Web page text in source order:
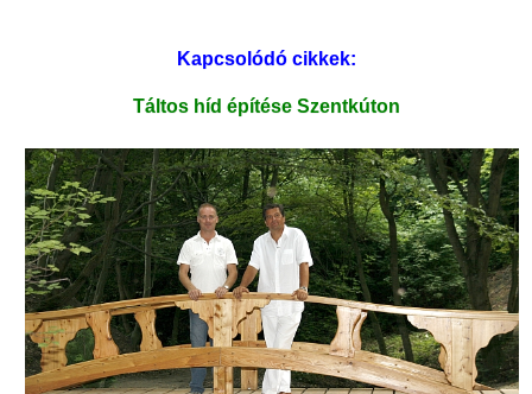
Kapcsolódó cikkek:
Táltos híd építése Szentkúton